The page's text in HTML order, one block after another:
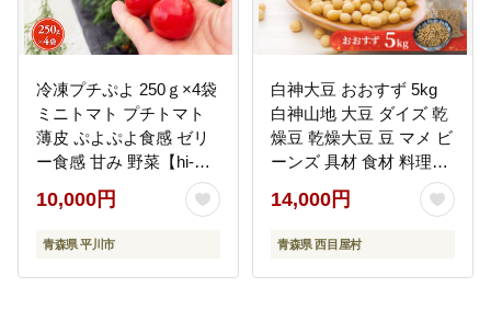
冷凍プチぷよ 250ｇ×4袋
ミニトマト プチトマト
薄皮 ぷよぷよ食感 ゼリ
ー食感 甘み 野菜【hi-
0070-005】
10,000円
青森県 平川市
白神大豆 おおすず 5kg
白神山地 大豆 ダイズ 乾
燥豆 乾燥大豆 豆 マメ ビ
ーンズ 具材 食材 料理用
味噌 煮豆 豆腐 炒め物 ス
ープ 大容量 お取り寄せ
ブナの里白神公社 送料
14,000円
青森県 西目屋村